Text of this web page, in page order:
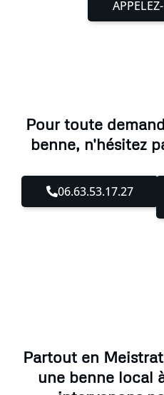
Pour toute
benne, n'hésitez
06.63.53.17.27
Partout en
une benne local